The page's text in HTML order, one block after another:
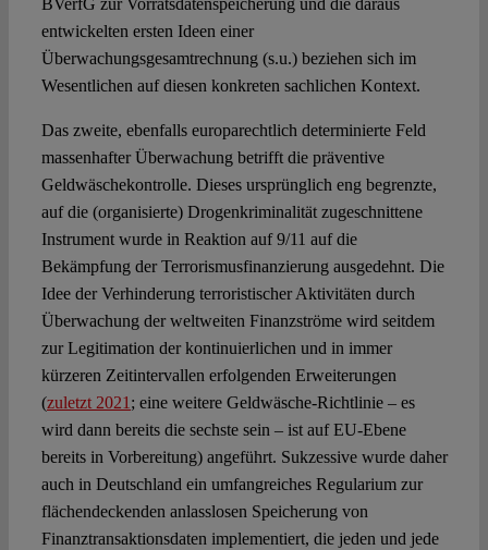
BVerfG zur Vorratsdatenspeicherung und die daraus
entwickelten ersten Ideen einer
Überwachungsgesamtrechnung (s.u.) beziehen sich im
Wesentlichen auf diesen konkreten sachlichen Kontext.
Das zweite, ebenfalls europarechtlich determinierte Feld
massenhafter Überwachung betrifft die präventive
Geldwäschekontrolle. Dieses ursprünglich eng begrenzte,
auf die (organisierte) Drogenkriminalität zugeschnittene
Instrument wurde in Reaktion auf 9/11 auf die
Bekämpfung der Terrorismusfinanzierung ausgedehnt. Die
Idee der Verhinderung terroristischer Aktivitäten durch
Überwachung der weltweiten Finanzströme wird seitdem
zur Legitimation der kontinuierlichen und in immer
kürzeren Zeitintervallen erfolgenden Erweiterungen
(zuletzt 2021 ; eine weitere Geldwäsche-Richtlinie – es
wird dann bereits die sechste sein – ist auf EU-Ebene
bereits in Vorbereitung) angeführt. Sukzessive wurde daher
auch in Deutschland ein umfangreiches Regularium zur
flächendeckenden anlasslosen Speicherung von
Finanztransaktionsdaten implementiert, die jeden und jede